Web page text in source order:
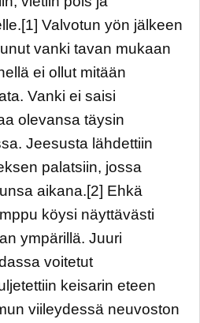
Valvotun yön jälkeen
vanki tavan mukaan
ei ollut mitään
Vanki ei saisi
olevansa täysin
Jeesusta lähdettiin
palatsiin, jossa
aikana.[2] Ehkä
köysi näyttävästi
ympärillä. Juuri
voitetut
keisarin eteen
viileydessä neuvoston